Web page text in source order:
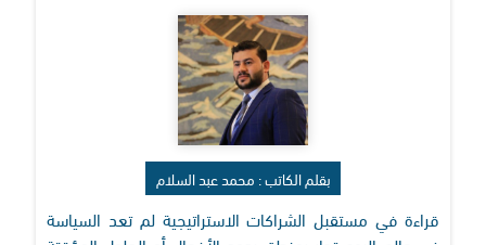
بقلم الكاتب : محمد عبد السلام
قراءة في مستقبل الشراكات الاستراتيجية لم تعد السياسة